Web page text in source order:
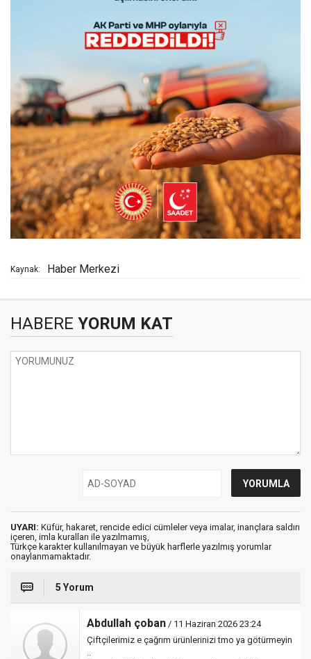
Kaynak: Haber Merkezi
HABERE YORUM KAT
UYARI: Küfür, hakaret, rencide edici cümleler veya imalar, inançlara saldırı
içeren, imla kuralları ile yazılmamış,
Türkçe karakter kullanılmayan ve büyük harflerle yazılmış yorumlar
onaylanmamaktadır.
5 Yorum
Abdullah çoban / 11 Haziran 2026 23:24
Çiftçilerimiz e çağrım ürünlerinizi tmo ya götürmeyin
..